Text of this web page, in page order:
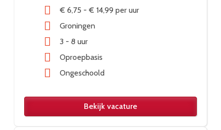
€ 6,75 - € 14,99 per uur
Groningen
3 - 8 uur
Oproepbasis
Ongeschoold
Bekijk vacature